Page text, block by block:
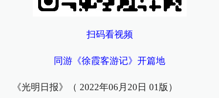
扫码看视频
同游《徐霞客游记》开篇地
《光明日报》（ 2022年06月20日 01版）